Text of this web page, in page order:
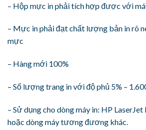
– Hộp mực in phải tích hợp được với
– Mực in phải đạt chất lượng bản in rõ
mực
– Hàng mới 100%
– Số lượng trang in với độ phủ 5% –
– Sử dụng cho dòng máy in: HP
hoặc dòng máy tương đương khác.